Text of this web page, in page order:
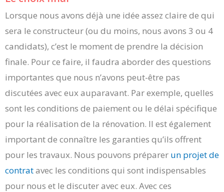
Lorsque nous avons déjà une idée assez claire de qui
sera le constructeur (ou du moins, nous avons 3 ou 4
candidats), c’est le moment de prendre la décision
finale. Pour ce faire, il faudra aborder des questions
importantes que nous n’avons peut-être pas
discutées avec eux auparavant. Par exemple, quelles
sont les conditions de paiement ou le délai spécifique
pour la réalisation de la rénovation. Il est également
important de connaître les garanties qu’ils offrent
pour les travaux. Nous pouvons préparer un projet de
contratavec les conditions qui sont indispensables
pour nous et le discuter avec eux. Avec ces